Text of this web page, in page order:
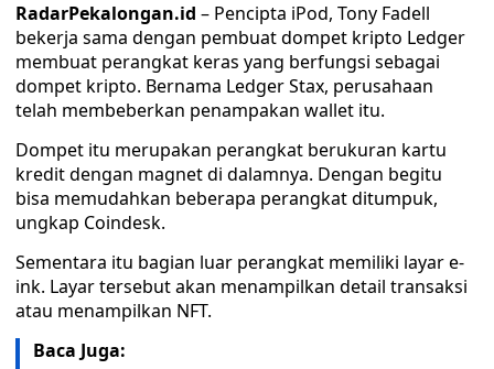
RadarPekalongan.id – Pencipta iPod, Tony Fadell
bekerja sama dengan pembuat dompet kripto Ledger
membuat perangkat keras yang berfungsi sebagai
dompet kripto. Bernama Ledger Stax, perusahaan
telah membeberkan penampakan wallet itu.
Dompet itu merupakan perangkat berukuran kartu
kredit dengan magnet di dalamnya. Dengan begitu
bisa memudahkan beberapa perangkat ditumpuk,
ungkap Coindesk.
Sementara itu bagian luar perangkat memiliki layar e-
ink. Layar tersebut akan menampilkan detail transaksi
atau menampilkan NFT.
Baca Juga: